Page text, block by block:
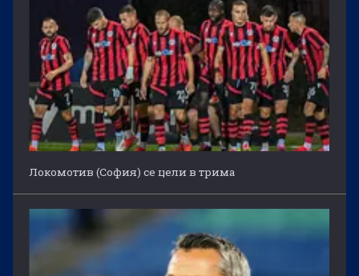
Локомотив (София) се цели в трима